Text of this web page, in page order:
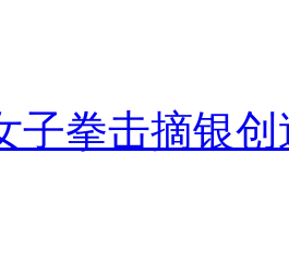
子拳击摘银